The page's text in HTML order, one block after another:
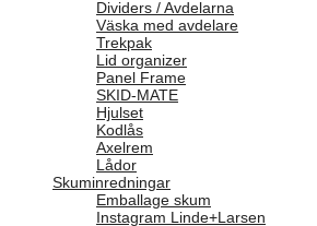
Dividers / Avdelarna
Väska med avdelare
Trekpak
Lid organizer
Panel Frame
SKID-MATE
Hjulset
Kodlås
Axelrem
Lådor
Skuminredningar
Emballage skum
Instagram Linde+Larsen